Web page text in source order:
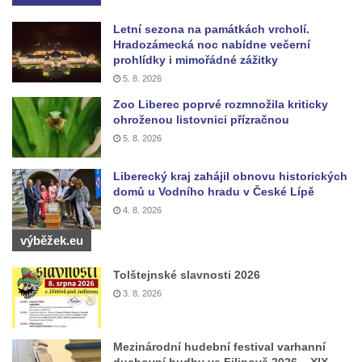
Boží muka u domu čp. 392 na rohu ulic Na
Hradčanech a Palackého v Roudnici nad
Labem
Kříž na návsi v Chouči
Boží muka na rozcestí východně od Chouče
Kříž na návsi v Dobrčicích
Kříž u domu čp. 3 v Chrámcích
Kříž u polní cesty severozápadně od Kozel
Centrální kříž hřbitova v Kozlech
Kříž východně od Oparna u cesty na Lovoš
Pamětní kříž na Lovoši
Letní sezona na památkách vrcholí.
Hradozámecká noc nabídne večerní
prohlídky i mimořádné zážitky
5. 8. 2026
Zoo Liberec poprvé rozmnožila kriticky
ohroženou listovnici přízračnou
5. 8. 2026
Liberecký kraj zahájil obnovu historických
domů u Vodního hradu v České Lípě
4. 8. 2026
výběžek.eu
Tolštejnské slavnosti 2026
3. 8. 2026
Mezinárodní hudební festival varhanní